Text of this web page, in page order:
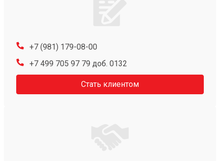
+7 (981) 179-08-00
+7 499 705 97 79 доб. 0132
Стать клиентом